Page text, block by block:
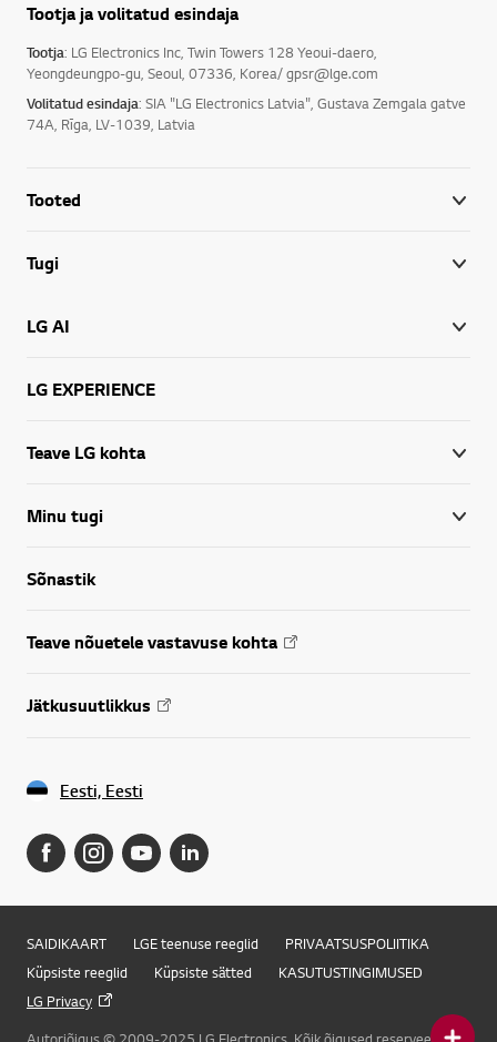
Tootja ja volitatud esindaja
Tootja: LG Electronics Inc, Twin Towers 128 Yeoui-daero,
Yeongdeungpo-gu, Seoul, 07336, Korea/ gpsr@lge.com
Volitatud esindaja: SIA "LG Electronics Latvia", Gustava Zemgala gatve
74A, Rīga, LV-1039, Latvia
Tooted
Tugi
LG AI
LG EXPERIENCE
Teave LG kohta
Minu tugi
Sõnastik
Teave nõuetele vastavuse kohta
Jätkusuutlikkus
Eesti, Eesti
SAIDIKAART LGE teenuse reeglid
PRIVAATSUSPOLIITIKA
Küpsiste reeglid
Küpsiste sätted
KASUTUSTINGIMUSED
LG Privacy